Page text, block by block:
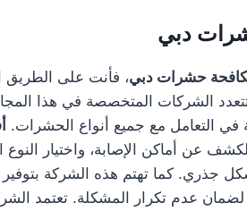
دبي
حشرات دبي، فأنت على الطريق
الشركات المتخصصة في هذا المجال،
في التعامل مع جميع أنواع الحشرات.
عن أماكن الإصابة، واختيار النوع
كما تهتم هذه الشركة بتوفير
عدم تكرار المشكلة. تعتمد